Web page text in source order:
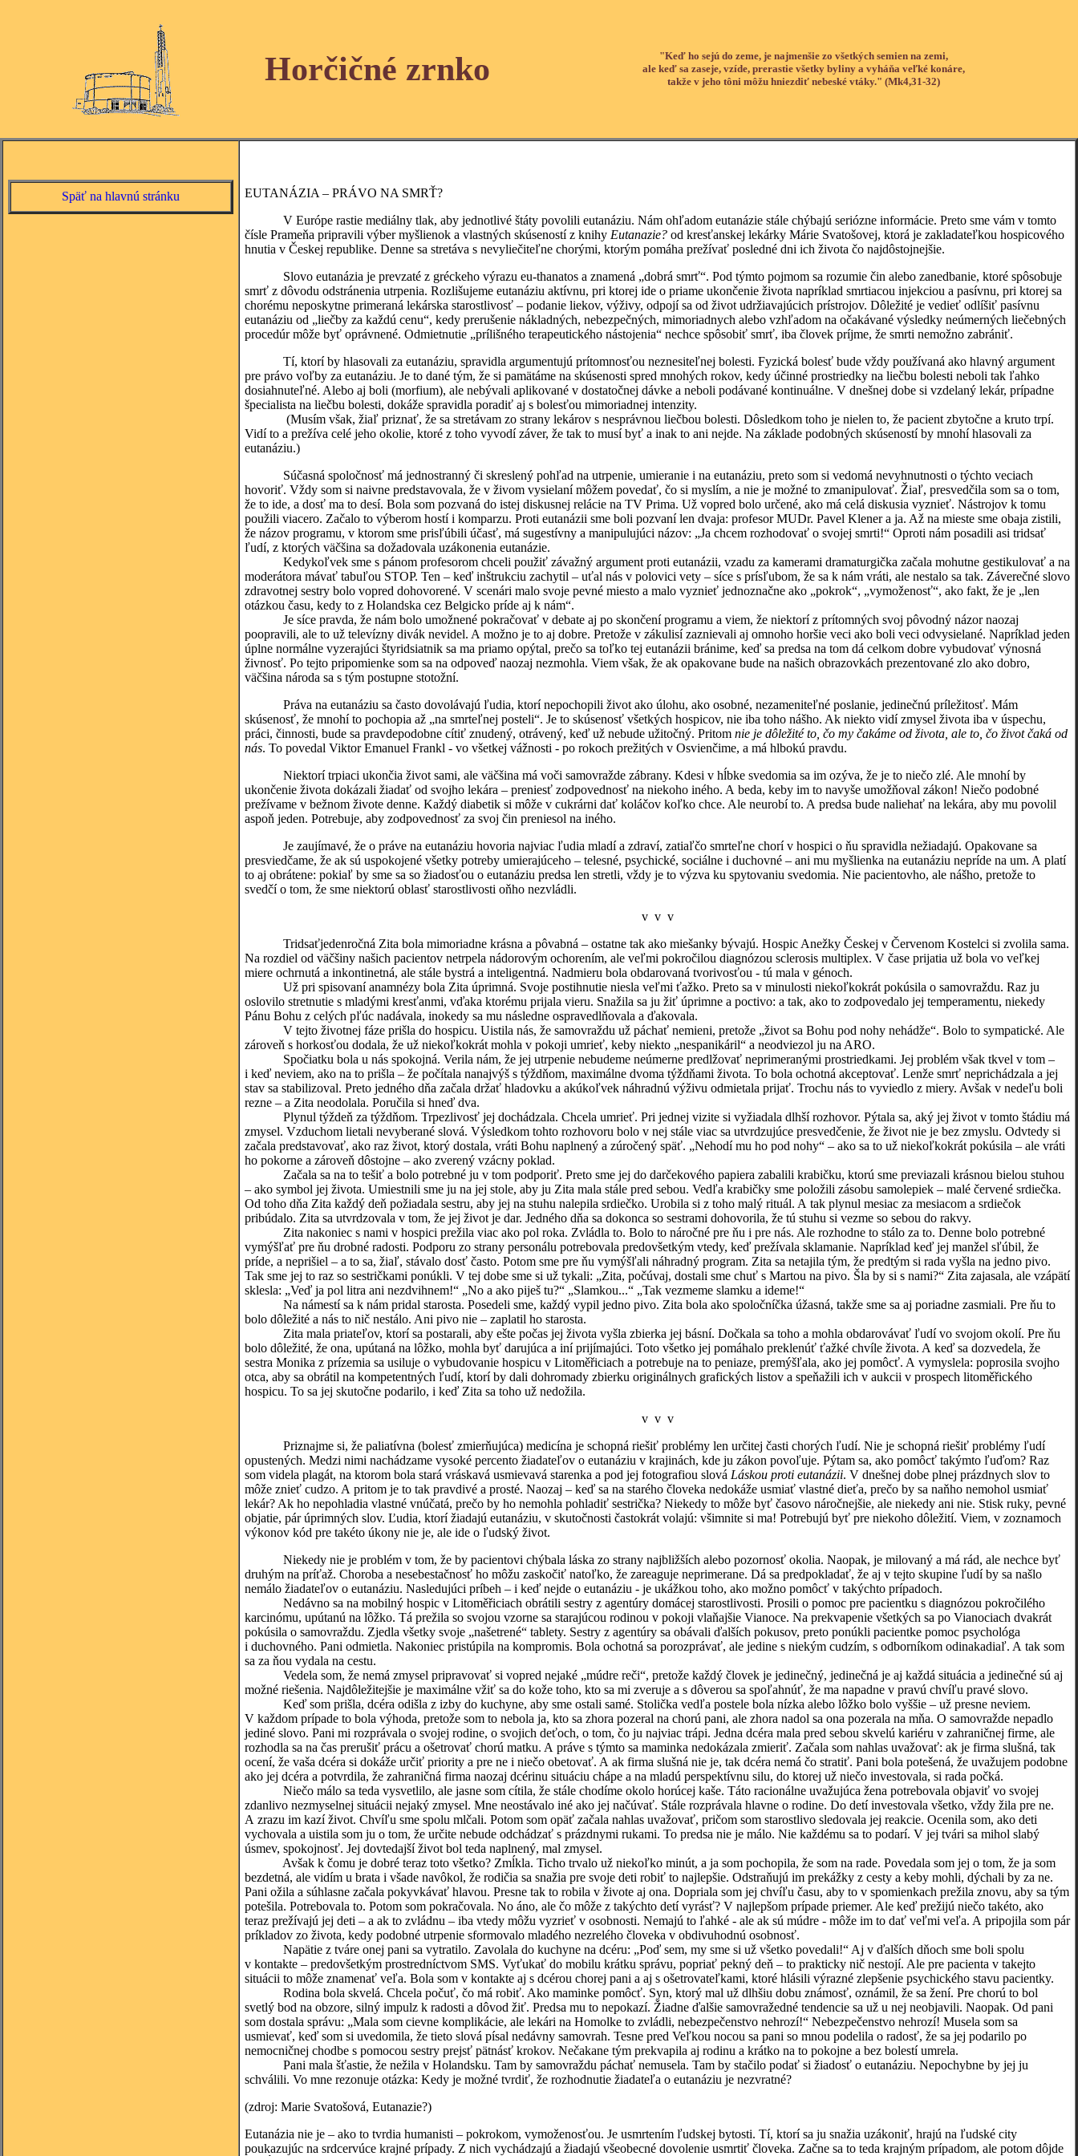
Horčičné zrnko
"Keď ho sejú do zeme, je najmenšie zo všetkých semien na zemi,
ale keď sa zaseje, vzíde, prerastie všetky byliny a vyháňa veľké konáre,
takže v jeho tôni môžu hniezdiť nebeské vtáky." (Mk4,31-32)
Späť na hlavnú stránku
EUTANÁZIA – PRÁVO NA SMRŤ?
V Európe rastie mediálny tlak, aby jednotlivé štáty povolili eutanáziu. Nám ohľadom eutanázie stále chýbajú seriózne informácie. Preto sme vám v tomto
čísle Prameňa pripravili výber myšlienok a vlastných skúseností z knihy Eutanazie? od kresťanskej lekárky Márie Svatošovej, ktorá je zakladateľkou hospicového
hnutia v Českej republike. Denne sa stretáva s nevyliečiteľne chorými, ktorým pomáha prežívať posledné dni ich života čo najdôstojnejšie.
Slovo eutanázia je prevzaté z gréckeho výrazu eu-thanatos a znamená „dobrá smrť“. Pod týmto pojmom sa rozumie čin alebo zanedbanie, ktoré spôsobuje
smrť z dôvodu odstránenia utrpenia. Rozlišujeme eutanáziu aktívnu, pri ktorej ide o priame ukončenie života napríklad smrtiacou injekciou a pasívnu, pri ktorej sa
chorému neposkytne primeraná lekárska starostlivosť – podanie liekov, výživy, odpojí sa od život udržiavajúcich prístrojov. Dôležité je vedieť odlíšiť pasívnu
eutanáziu od „liečby za každú cenu“, kedy prerušenie nákladných, nebezpečných, mimoriadnych alebo vzhľadom na očakávané výsledky neúmerných liečebných
procedúr môže byť oprávnené. Odmietnutie „prílišného terapeutického nástojenia“ nechce spôsobiť smrť, iba človek príjme, že smrti nemožno zabrániť.
Tí, ktorí by hlasovali za eutanáziu, spravidla argumentujú prítomnosťou neznesiteľnej bolesti. Fyzická bolesť bude vždy používaná ako hlavný argument
pre právo voľby za eutanáziu. Je to dané tým, že si pamätáme na skúsenosti spred mnohých rokov, kedy účinné prostriedky na liečbu bolesti neboli tak ľahko
dosiahnuteľné. Alebo aj boli (morfium), ale nebývali aplikované v dostatočnej dávke a neboli podávané kontinuálne. V dnešnej dobe si vzdelaný lekár, prípadne
špecialista na liečbu bolesti, dokáže spravidla poradiť aj s bolesťou mimoriadnej intenzity.
(Musím však, žiaľ priznať, že sa stretávam zo strany lekárov s nesprávnou liečbou bolesti. Dôsledkom toho je nielen to, že pacient zbytočne a kruto trpí.
Vidí to a prežíva celé jeho okolie, ktoré z toho vyvodí záver, že tak to musí byť a inak to ani nejde. Na základe podobných skúseností by mnohí hlasovali za
eutanáziu.)
Súčasná spoločnosť má jednostranný či skreslený pohľad na utrpenie, umieranie i na eutanáziu, preto som si vedomá nevyhnutnosti o týchto veciach
hovoriť. Vždy som si naivne predstavovala, že v živom vysielaní môžem povedať, čo si myslím, a nie je možné to zmanipulovať. Žiaľ, presvedčila som sa o tom,
že to ide, a dosť ma to desí. Bola som pozvaná do istej diskusnej relácie na TV Prima. Už vopred bolo určené, ako má celá diskusia vyznieť. Nástrojov k tomu
použili viacero. Začalo to výberom hostí i komparzu. Proti eutanázii sme boli pozvaní len dvaja: profesor MUDr. Pavel Klener a ja. Až na mieste sme obaja zistili,
že názov programu, v ktorom sme prisľúbili účasť, má sugestívny a manipulujúci názov: „Ja chcem rozhodovať o svojej smrti!“ Oproti nám posadili asi tridsať
ľudí, z ktorých väčšina sa dožadovala uzákonenia eutanázie.
Kedykoľvek sme s pánom profesorom chceli použiť závažný argument proti eutanázii, vzadu za kamerami dramaturgička začala mohutne gestikulovať a na
moderátora mávať tabuľou STOP. Ten – keď inštrukciu zachytil – uťal nás v polovici vety – síce s prísľubom, že sa k nám vráti, ale nestalo sa tak. Záverečné slovo
zdravotnej sestry bolo vopred dohovorené. V scenári malo svoje pevné miesto a malo vyznieť jednoznačne ako „pokrok“, „vymoženosť“, ako fakt, že je „len
otázkou času, kedy to z Holandska cez Belgicko príde aj k nám“.
Je síce pravda, že nám bolo umožnené pokračovať v debate aj po skončení programu a viem, že niektorí z prítomných svoj pôvodný názor naozaj
poopravili, ale to už televízny divák nevidel. A možno je to aj dobre. Pretože v zákulisí zaznievali aj omnoho horšie veci ako boli veci odvysielané. Napríklad jeden
úplne normálne vyzerajúci štyridsiatnik sa ma priamo opýtal, prečo sa toľko tej eutanázii bránime, keď sa predsa na tom dá celkom dobre vybudovať výnosná
živnosť. Po tejto pripomienke som sa na odpoveď naozaj nezmohla. Viem však, že ak opakovane bude na našich obrazovkách prezentované zlo ako dobro,
väčšina národa sa s tým postupne stotožní.
Práva na eutanáziu sa často dovolávajú ľudia, ktorí nepochopili život ako úlohu, ako osobné, nezameniteľné poslanie, jedinečnú príležitosť. Mám
skúsenosť, že mnohí to pochopia až „na smrteľnej posteli“. Je to skúsenosť všetkých hospicov, nie iba toho nášho. Ak niekto vidí zmysel života iba v úspechu,
práci, činnosti, bude sa pravdepodobne cítiť znudený, otrávený, keď už nebude užitočný. Pritom nie je dôležité to, čo my čakáme od života, ale to, čo život čaká od
nás. To povedal Viktor Emanuel Frankl - vo všetkej vážnosti - po rokoch prežitých v Osvienčime, a má hlbokú pravdu.
Niektorí trpiaci ukončia život sami, ale väčšina má voči samovražde zábrany. Kdesi v hĺbke svedomia sa im ozýva, že je to niečo zlé. Ale mnohí by
ukončenie života dokázali žiadať od svojho lekára – preniesť zodpovednosť na niekoho iného. A beda, keby im to navyše umožňoval zákon! Niečo podobné
prežívame v bežnom živote denne. Každý diabetik si môže v cukrárni dať koláčov koľko chce. Ale neurobí to. A predsa bude naliehať na lekára, aby mu povolil
aspoň jeden. Potrebuje, aby zodpovednosť za svoj čin preniesol na iného.
Je zaujímavé, že o práve na eutanáziu hovoria najviac ľudia mladí a zdraví, zatiaľčo smrteľne chorí v hospici o ňu spravidla nežiadajú. Opakovane sa
presviedčame, že ak sú uspokojené všetky potreby umierajúceho – telesné, psychické, sociálne i duchovné – ani mu myšlienka na eutanáziu nepríde na um. A platí
to aj obrátene: pokiaľ by sme sa so žiadosťou o eutanáziu predsa len stretli, vždy je to výzva ku spytovaniu svedomia. Nie pacientovho, ale nášho, pretože to
svedčí o tom, že sme niektorú oblasť starostlivosti oňho nezvládli.
v v v
Tridsaťjedenročná Zita bola mimoriadne krásna a pôvabná – ostatne tak ako miešanky bývajú. Hospic Anežky Českej v Červenom Kostelci si zvolila sama.
Na rozdiel od väčšiny našich pacientov netrpela nádorovým ochorením, ale veľmi pokročilou diagnózou sclerosis multiplex. V čase prijatia už bola vo veľkej
miere ochrnutá a inkontinetná, ale stále bystrá a inteligentná. Nadmieru bola obdarovaná tvorivosťou - tú mala v génoch.
Už pri spisovaní anamnézy bola Zita úprimná. Svoje postihnutie niesla veľmi ťažko. Preto sa v minulosti niekoľkokrát pokúsila o samovraždu. Raz ju
oslovilo stretnutie s mladými kresťanmi, vďaka ktorému prijala vieru. Snažila sa ju žiť úprimne a poctivo: a tak, ako to zodpovedalo jej temperamentu, niekedy
Pánu Bohu z celých pľúc nadávala, inokedy sa mu následne ospravedlňovala a ďakovala.
V tejto životnej fáze prišla do hospicu. Uistila nás, že samovraždu už páchať nemieni, pretože „život sa Bohu pod nohy nehádže“. Bolo to sympatické. Ale
zároveň s horkosťou dodala, že už niekoľkokrát mohla v pokoji umrieť, keby niekto „nespanikáril“ a neodviezol ju na ARO.
Spočiatku bola u nás spokojná. Verila nám, že jej utrpenie nebudeme neúmerne predlžovať neprimeranými prostriedkami. Jej problém však tkvel v tom –
i keď neviem, ako na to prišla – že počítala nanajvýš s týždňom, maximálne dvoma týždňami života. To bola ochotná akceptovať. Lenže smrť neprichádzala a jej
stav sa stabilizoval. Preto jedného dňa začala držať hladovku a akúkoľvek náhradnú výživu odmietala prijať. Trochu nás to vyviedlo z miery. Avšak v nedeľu boli
rezne – a Zita neodolala. Poručila si hneď dva.
Plynul týždeň za týždňom. Trpezlivosť jej dochádzala. Chcela umrieť. Pri jednej vizite si vyžiadala dlhší rozhovor. Pýtala sa, aký jej život v tomto štádiu má
zmysel. Vzduchom lietali nevyberané slová. Výsledkom tohto rozhovoru bolo v nej stále viac sa utvrdzujúce presvedčenie, že život nie je bez zmyslu. Odvtedy si
začala predstavovať, ako raz život, ktorý dostala, vráti Bohu naplnený a zúročený späť. „Nehodí mu ho pod nohy“ – ako sa to už niekoľkokrát pokúsila – ale vráti
ho pokorne a zároveň dôstojne – ako zverený vzácny poklad.
Začala sa na to tešiť a bolo potrebné ju v tom podporiť. Preto sme jej do darčekového papiera zabalili krabičku, ktorú sme previazali krásnou bielou stuhou
– ako symbol jej života. Umiestnili sme ju na jej stole, aby ju Zita mala stále pred sebou. Vedľa krabičky sme položili zásobu samolepiek – malé červené srdiečka.
Od toho dňa Zita každý deň požiadala sestru, aby jej na stuhu nalepila srdiečko. Urobila si z toho malý rituál. A tak plynul mesiac za mesiacom a srdiečok
pribúdalo. Zita sa utvrdzovala v tom, že jej život je dar. Jedného dňa sa dokonca so sestrami dohovorila, že tú stuhu si vezme so sebou do rakvy.
Zita nakoniec s nami v hospici prežila viac ako pol roka. Zvládla to. Bolo to náročné pre ňu i pre nás. Ale rozhodne to stálo za to. Denne bolo potrebné
vymýšľať pre ňu drobné radosti. Podporu zo strany personálu potrebovala predovšetkým vtedy, keď prežívala sklamanie. Napríklad keď jej manžel sľúbil, že
príde, a neprišiel – a to sa, žiaľ, stávalo dosť často. Potom sme pre ňu vymýšľali náhradný program. Zita sa netajila tým, že predtým si rada vyšla na jedno pivo.
Tak sme jej to raz so sestričkami ponúkli. V tej dobe sme si už tykali: „Zita, počúvaj, dostali sme chuť s Martou na pivo. Šla by si s nami?“ Zita zajasala, ale vzápätí
sklesla: „Veď ja pol litra ani nezdvihnem!“ „No a ako piješ tu?“ „Slamkou...“ „Tak vezmeme slamku a ideme!“
Na námestí sa k nám pridal starosta. Posedeli sme, každý vypil jedno pivo. Zita bola ako spoločníčka úžasná, takže sme sa aj poriadne zasmiali. Pre ňu to
bolo dôležité a nás to nič nestálo. Ani pivo nie – zaplatil ho starosta.
Zita mala priateľov, ktorí sa postarali, aby ešte počas jej života vyšla zbierka jej básní. Dočkala sa toho a mohla obdarovávať ľudí vo svojom okolí. Pre ňu
bolo dôležité, že ona, upútaná na lôžko, mohla byť darujúca a iní prijímajúci. Toto všetko jej pomáhalo preklenúť ťažké chvíle života. A keď sa dozvedela, že
sestra Monika z prízemia sa usiluje o vybudovanie hospicu v Litoměřiciach a potrebuje na to peniaze, premýšľala, ako jej pomôcť. A vymyslela: poprosila svojho
otca, aby sa obrátil na kompetentných ľudí, ktorí by dali dohromady zbierku originálnych grafických listov a speňažili ich v aukcii v prospech litoměřického
hospicu. To sa jej skutočne podarilo, i keď Zita sa toho už nedožila.
v v v
Priznajme si, že paliatívna (bolesť zmierňujúca) medicína je schopná riešiť problémy len určitej časti chorých ľudí. Nie je schopná riešiť problémy ľudí
opustených. Medzi nimi nachádzame vysoké percento žiadateľov o eutanáziu v krajinách, kde ju zákon povoľuje. Pýtam sa, ako pomôcť takýmto ľuďom? Raz
som videla plagát, na ktorom bola stará vráskavá usmievavá starenka a pod jej fotografiou slová Láskou proti eutanázii. V dnešnej dobe plnej prázdnych slov to
môže znieť cudzo. A pritom je to tak pravdivé a prosté. Naozaj – keď sa na starého človeka nedokáže usmiať vlastné dieťa, prečo by sa naňho nemohol usmiať
lekár? Ak ho nepohladia vlastné vnúčatá, prečo by ho nemohla pohladiť sestrička? Niekedy to môže byť časovo náročnejšie, ale niekedy ani nie. Stisk ruky, pevné
objatie, pár úprimných slov. Ľudia, ktorí žiadajú eutanáziu, v skutočnosti častokrát volajú: všimnite si ma! Potrebujú byť pre niekoho dôležití. Viem, v zoznamoch
výkonov kód pre takéto úkony nie je, ale ide o ľudský život.
Niekedy nie je problém v tom, že by pacientovi chýbala láska zo strany najbližších alebo pozornosť okolia. Naopak, je milovaný a má rád, ale nechce byť
druhým na príťaž. Choroba a nesebestačnosť ho môžu zaskočiť natoľko, že zareaguje neprimerane. Dá sa predpokladať, že aj v tejto skupine ľudí by sa našlo
nemálo žiadateľov o eutanáziu. Nasledujúci príbeh – i keď nejde o eutanáziu - je ukážkou toho, ako možno pomôcť v takýchto prípadoch.
Nedávno sa na mobilný hospic v Litoměřiciach obrátili sestry z agentúry domácej starostlivosti. Prosili o pomoc pre pacientku s diagnózou pokročilého
karcinómu, upútanú na lôžko. Tá prežila so svojou vzorne sa starajúcou rodinou v pokoji vlaňajšie Vianoce. Na prekvapenie všetkých sa po Vianociach dvakrát
pokúsila o samovraždu. Zjedla všetky svoje „našetrené“ tablety. Sestry z agentúry sa obávali ďalších pokusov, preto ponúkli pacientke pomoc psychológa
i duchovného. Pani odmietla. Nakoniec pristúpila na kompromis. Bola ochotná sa porozprávať, ale jedine s niekým cudzím, s odborníkom odinakadiaľ. A tak som
sa za ňou vydala na cestu.
Vedela som, že nemá zmysel pripravovať si vopred nejaké „múdre reči“, pretože každý človek je jedinečný, jedinečná je aj každá situácia a jedinečné sú aj
možné riešenia. Najdôležitejšie je maximálne vžiť sa do kože toho, kto sa mi zveruje a s dôverou sa spoľahnúť, že ma napadne v pravú chvíľu pravé slovo.
Keď som prišla, dcéra odišla z izby do kuchyne, aby sme ostali samé. Stolička vedľa postele bola nízka alebo lôžko bolo vyššie – už presne neviem.
V každom prípade to bola výhoda, pretože som to nebola ja, kto sa zhora pozeral na chorú pani, ale zhora nadol sa ona pozerala na mňa. O samovražde nepadlo
jediné slovo. Pani mi rozprávala o svojej rodine, o svojich deťoch, o tom, čo ju najviac trápi. Jedna dcéra mala pred sebou skvelú kariéru v zahraničnej firme, ale
rozhodla sa na čas prerušiť prácu a ošetrovať chorú matku. A práve s týmto sa maminka nedokázala zmieriť. Začala som nahlas uvažovať: ak je firma slušná, tak
ocení, že vaša dcéra si dokáže určiť priority a pre ne i niečo obetovať. A ak firma slušná nie je, tak dcéra nemá čo stratiť. Pani bola potešená, že uvažujem podobne
ako jej dcéra a potvrdila, že zahraničná firma naozaj dcérinu situáciu chápe a na mladú perspektívnu silu, do ktorej už niečo investovala, si rada počká.
Niečo málo sa teda vysvetlilo, ale jasne som cítila, že stále chodíme okolo horúcej kaše. Táto racionálne uvažujúca žena potrebovala objaviť vo svojej
zdanlivo nezmyselnej situácii nejaký zmysel. Mne neostávalo iné ako jej načúvať. Stále rozprávala hlavne o rodine. Do detí investovala všetko, vždy žila pre ne.
A zrazu im kazí život. Chvíľu sme spolu mlčali. Potom som opäť začala nahlas uvažovať, pričom som starostlivo sledovala jej reakcie. Ocenila som, ako deti
vychovala a uistila som ju o tom, že určite nebude odchádzať s prázdnymi rukami. To predsa nie je málo. Nie každému sa to podarí. V jej tvári sa mihol slabý
úsmev, spokojnosť. Jej dovtedajší život bol teda naplnený, mal zmysel.
Avšak k čomu je dobré teraz toto všetko? Zmĺkla. Ticho trvalo už niekoľko minút, a ja som pochopila, že som na rade. Povedala som jej o tom, že ja som
bezdetná, ale vidím u brata i všade navôkol, že rodičia sa snažia pre svoje deti robiť to najlepšie. Odstraňujú im prekážky z cesty a keby mohli, dýchali by za ne.
Pani ožila a súhlasne začala pokyvkávať hlavou. Presne tak to robila v živote aj ona. Dopriala som jej chvíľu času, aby to v spomienkach prežila znovu, aby sa tým
potešila. Potrebovala to. Potom som pokračovala. No áno, ale čo môže z takýchto detí vyrásť? V najlepšom prípade priemer. Ale keď prežijú niečo takéto, ako
teraz prežívajú jej deti – a ak to zvládnu – iba vtedy môžu vyzrieť v osobnosti. Nemajú to ľahké - ale ak sú múdre - môže im to dať veľmi veľa. A pripojila som pár
príkladov zo života, kedy podobné utrpenie sformovalo mladého nezrelého človeka v obdivuhodnú osobnosť.
Napätie z tváre onej pani sa vytratilo. Zavolala do kuchyne na dcéru: „Poď sem, my sme si už všetko povedali!“ Aj v ďalších dňoch sme boli spolu
v kontakte – predovšetkým prostredníctvom SMS. Vyťukať do mobilu krátku správu, popriať pekný deň – to prakticky nič nestojí. Ale pre pacienta v takejto
situácii to môže znamenať veľa. Bola som v kontakte aj s dcérou chorej pani a aj s ošetrovateľkami, ktoré hlásili výrazné zlepšenie psychického stavu pacientky.
Rodina bola skvelá. Chcela počuť, čo má robiť. Ako maminke pomôcť. Syn, ktorý mal už dlhšiu dobu známosť, oznámil, že sa žení. Pre chorú to bol
svetlý bod na obzore, silný impulz k radosti a dôvod žiť. Predsa mu to nepokazí. Žiadne ďalšie samovražedné tendencie sa už u nej neobjavili. Naopak. Od pani
som dostala správu: „Mala som cievne komplikácie, ale lekári na Homolke to zvládli, nebezpečenstvo nehrozí!“ Nebezpečenstvo nehrozí! Musela som sa
usmievať, keď som si uvedomila, že tieto slová písal nedávny samovrah. Tesne pred Veľkou nocou sa pani so mnou podelila o radosť, že sa jej podarilo po
nemocničnej chodbe s pomocou sestry prejsť pätnásť krokov. Nečakane tým prekvapila aj rodinu a krátko na to pokojne a bez bolestí umrela.
Pani mala šťastie, že nežila v Holandsku. Tam by samovraždu páchať nemusela. Tam by stačilo podať si žiadosť o eutanáziu. Nepochybne by jej ju
schválili. Vo mne rezonuje otázka: Kedy je možné tvrdiť, že rozhodnutie žiadateľa o eutanáziu je nezvratné?
(zdroj: Marie Svatošová, Eutanazie?)
Eutanázia nie je – ako to tvrdia humanisti – pokrokom, vymoženosťou. Je usmrtením ľudskej bytosti. Tí, ktorí sa ju snažia uzákoniť, hrajú na ľudské city
poukazujúc na srdcervúce krajné prípady. Z nich vychádzajú a žiadajú všeobecné dovolenie usmrtiť človeka. Začne sa to teda krajným prípadom, ale potom dôjde